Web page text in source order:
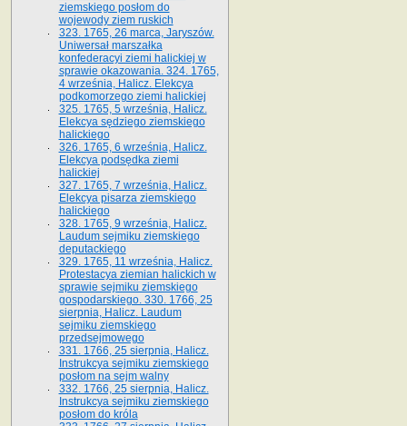
ziemskiego posłom do
wojewody ziem ruskich
323. 1765, 26 marca, Jaryszów.
Uniwersał marszałka
konfederacyi ziemi halickiej w
sprawie okazowania. 324. 1765,
4 września, Halicz. Elekcya
podkomorzego ziemi halickiej
325. 1765, 5 września, Halicz.
Elekcya sędziego ziemskiego
halickiego
326. 1765, 6 września, Halicz.
Elekcya podsędka ziemi
halickiej
327. 1765, 7 września, Halicz.
Elekcya pisarza ziemskiego
halickiego
328. 1765, 9 września, Halicz.
Laudum sejmiku ziemskiego
deputackiego
329. 1765, 11 września, Halicz.
Protestacya ziemian halickich w
sprawie sejmiku ziemskiego
gospodarskiego. 330. 1766, 25
sierpnia, Halicz. Laudum
sejmiku ziemskiego
przedsejmowego
331. 1766, 25 sierpnia, Halicz.
Instrukcya sejmiku ziemskiego
posłom na sejm walny
332. 1766, 25 sierpnia, Halicz.
Instrukcya sejmiku ziemskiego
posłom do króla